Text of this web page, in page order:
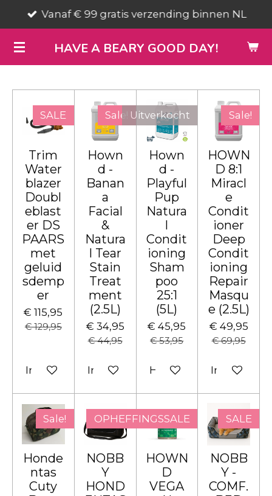
direct
naar
de
hoofdinhoud
HAVE A BEARY GOOD DAY!
Vanaf € 99 gratis verzending binnen NL
SALE
Trim
Water
blazer
Doubl
eblast
er DS
PAARS
met
geluid
sdemp
er
€ 115,95
€ 129,95
In winkelwagen
Sale!
Hown
d -
Banan
a
Facial
&
Natura
l Tear
Stain
Treat
ment
(2.5L)
€ 34,95
€ 44,95
In winkelwagen
Uitverkocht
Hown
d -
Playful
Pup
Natura
l
Condit
ioning
Sham
poo
25:1
(5L)
€ 45,95
€ 53,95
Houd mij op de hoogte
Sale!
HOWN
D 8:1
Miracl
e
Condit
ioner
Deep
Condit
ioning
Repair
Masqu
e (2.5L)
€ 49,95
€ 69,95
In
Sale!
Honde
ntas
Cuty
NOBB
Y
HOND
OPHEFFINGSSALE
HOWN
D
VEGA
SALE
NOBB
Y -
COMF.